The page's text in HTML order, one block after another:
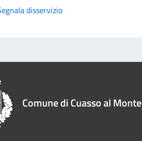
disservizio
Comune di Cuasso al Monte